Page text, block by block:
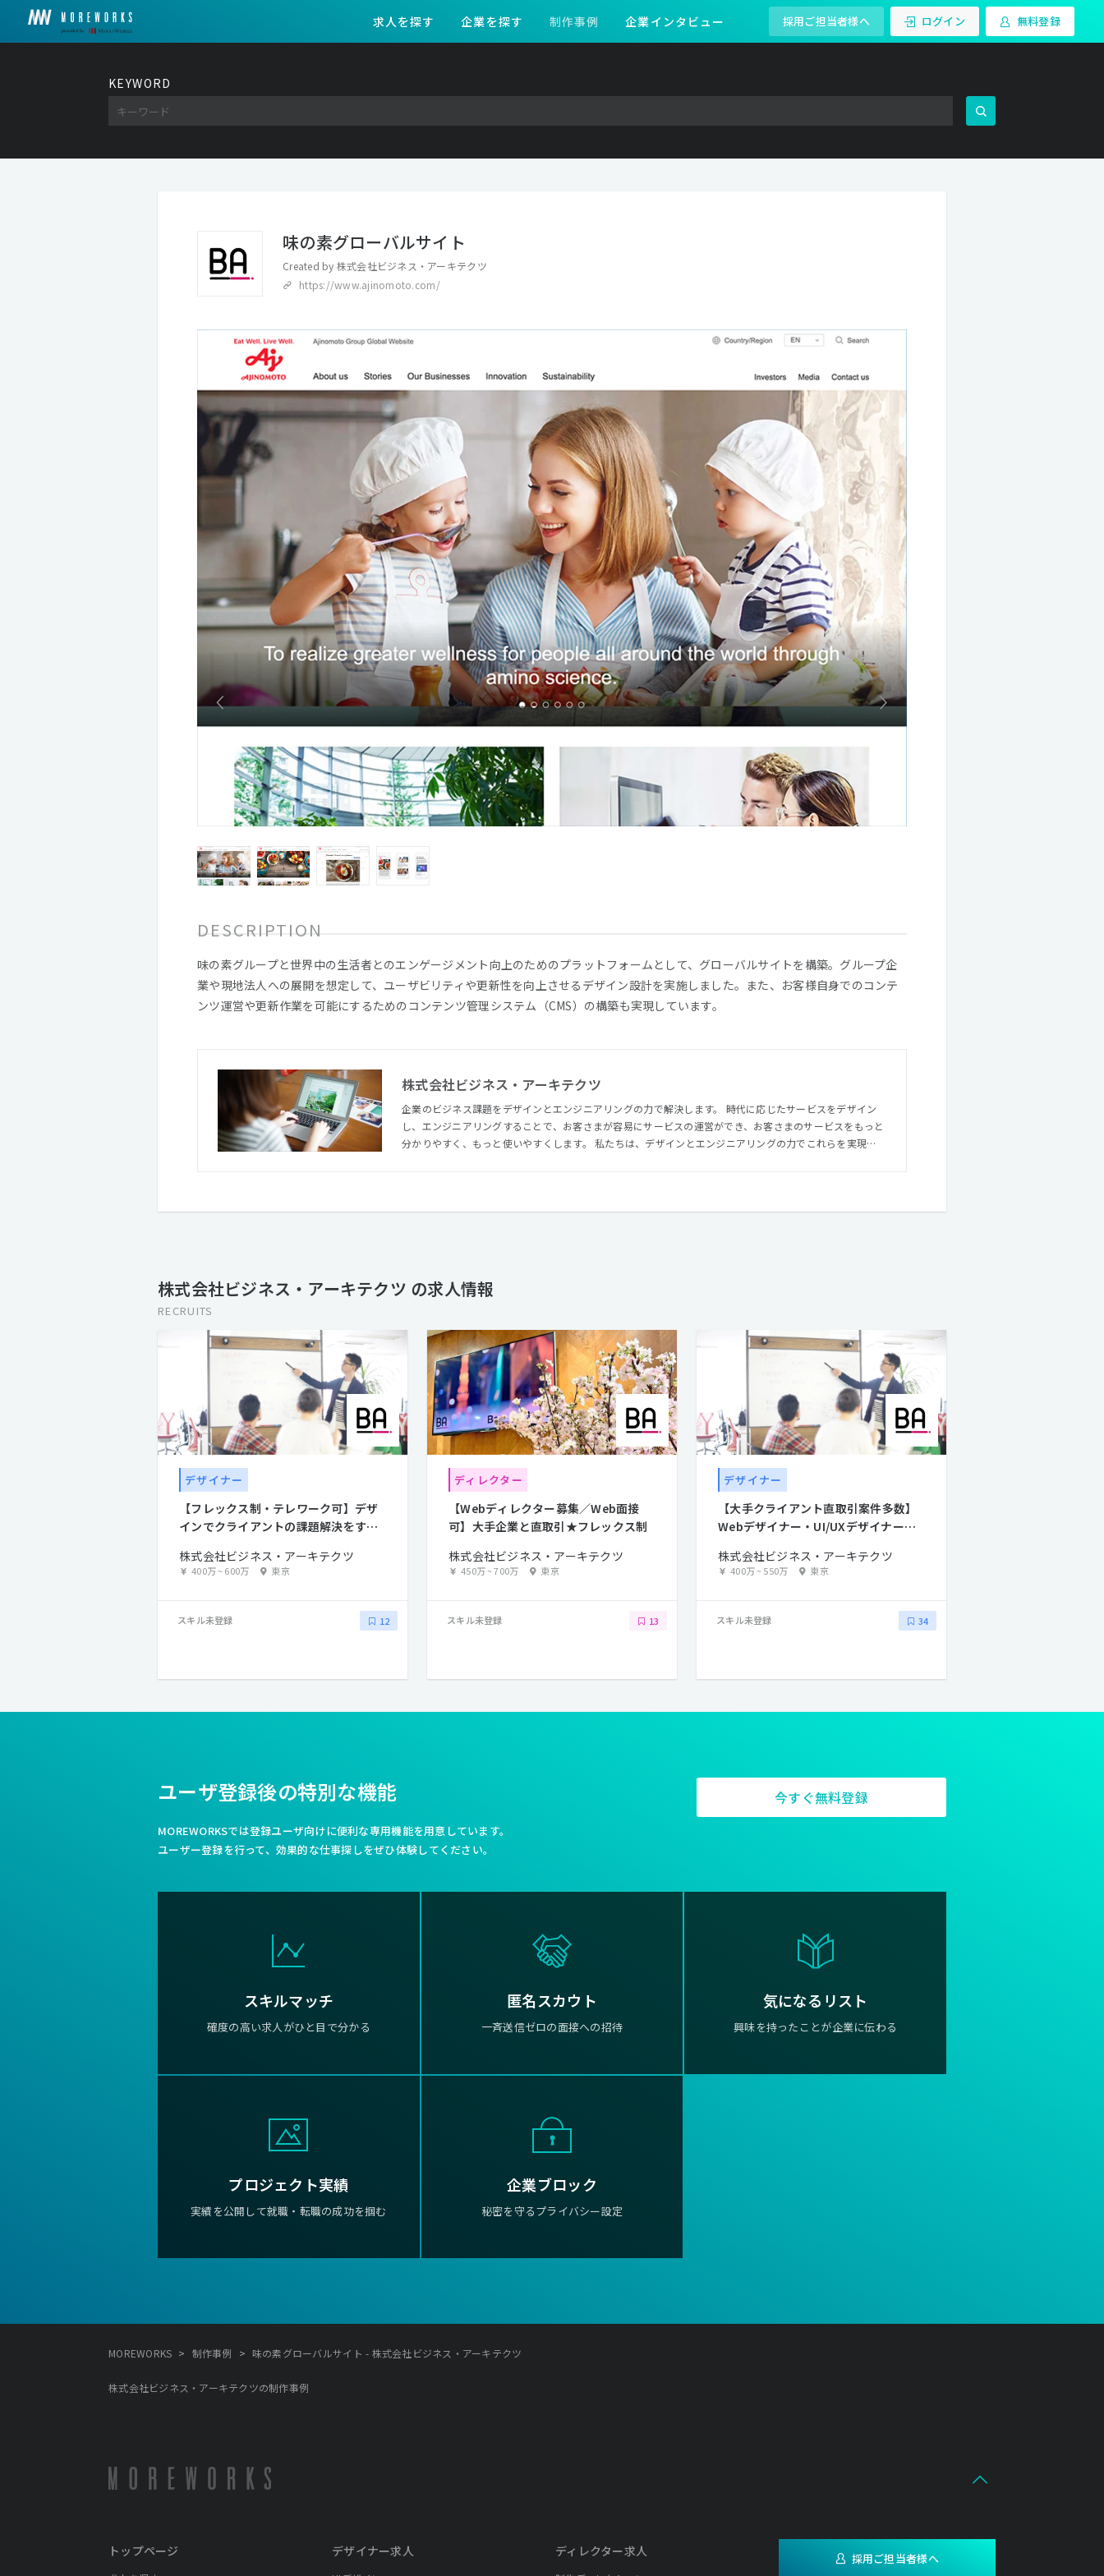
求人を探す 企業を探す 制作事例 企業インタビュー 採用ご担当者様へ ログイン 無料登録
KEYWORD
味の素グローバルサイト
Created by 株式会社ビジネス・アーキテクツ
https://www.ajinomoto.com/
DESCRIPTION
味の素グループと世界中の生活者とのエンゲージメント向上のためのプラットフォームとして、グローバルサイトを構築。グループ企
業や現地法人への展開を想定して、ユーザビリティや更新性を向上させるデザイン設計を実施しました。また、お客様自身でのコンテ
ンツ運営や更新作業を可能にするためのコンテンツ管理システム（CMS）の構築も実現しています。
株式会社ビジネス・アーキテクツ
企業のビジネス課題をデザインとエンジニアリングの力で解決します。 時代に応じたサービスをデザイン
し、エンジニアリングすることで、お客さまが容易にサービスの運営ができ、お客さまのサービスをもっと
分かりやすく、もっと使いやすくします。 私たちは、デザインとエンジニアリングの力でこれらを実現
株式会社ビジネス・アーキテクツ の求人情報
RECRUITS
デザイナー
【フレックス制・テレワーク可】デザ
インでクライアントの課題解決をする
株式会社ビジネス・アーキテクツ
400万~600万 東京
スキル未登録 12
ディレクター
【Webディレクター募集／Web面接
可】大手企業と直取引★フレックス制
株式会社ビジネス・アーキテクツ
450万~700万 東京
スキル未登録 13
デザイナー
【大手クライアント直取引案件多数】
Webデザイナー・UI/UXデザイナー募
株式会社ビジネス・アーキテクツ
400万~550万 東京
スキル未登録 34
ユーザ登録後の特別な機能
MOREWORKSでは登録ユーザ向けに便利な専用機能を用意しています。
ユーザー登録を行って、効果的な仕事探しをぜひ体験してください。
今すぐ無料登録
スキルマッチ
確度の高い求人がひと目で分かる
匿名スカウト
一斉送信ゼロの面接への招待
気になるリスト
興味を持ったことが企業に伝わる
プロジェクト実績
実績を公開して就職・転職の成功を掴む
企業ブロック
秘密を守るプライバシー設定
MOREWORKS > 制作事例 > 味の素グローバルサイト - 株式会社ビジネス・アーキテクツ
株式会社ビジネス・アーキテクツの制作事例
トップページ デザイナー求人 ディレクター求人 採用ご担当者様へ